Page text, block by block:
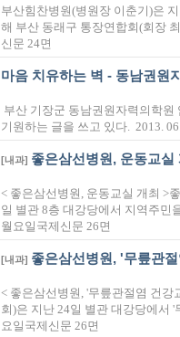
부산힘찬병원(병원장 이춘기)은
해 부산 동래구 통장연합회(회장
신문 24면
마음 치유하는 벽 - 동남권원
부산 기장군 동남권원자력의학원
기원하는 글을 쓰고 있다. 2013.
[내과] 좋은삼선병원, 운동교실
< 좋은삼선병원, 운동교실 개최 >
일 별관 8층 대강당에서 지역주민
월요일국제신문 26면
[내과] 좋은삼선병원, '무릎관
< 좋은삼선병원, '무릎관절염 건강
회)은 지난 24일 별관 대강당에서
요일국제신문 26면